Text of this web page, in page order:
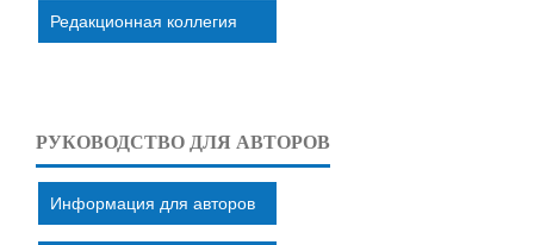
Редакционная коллегия
РУКОВОДСТВО ДЛЯ АВТОРОВ
Информация для авторов